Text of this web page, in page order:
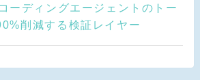
ーディングエージェントのトー
削減する検証レイヤー